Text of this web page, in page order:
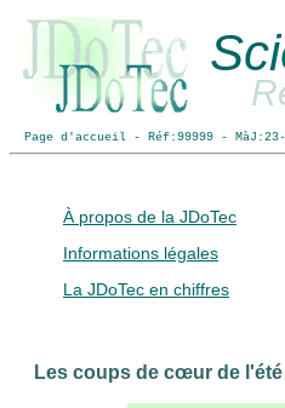
Page d'accueil - Réf:99999 - MàJ:23-
À propos de la JDoTec
Informations légales
La JDoTec en chiffres
Les coups de cœur de l'été